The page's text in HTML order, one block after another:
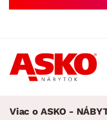
Viac o ASKO -